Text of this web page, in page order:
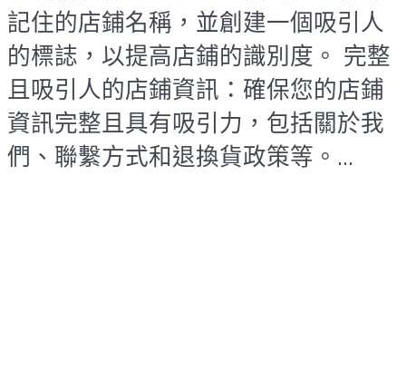
記住的店鋪名稱，並創建一個吸引人
的標誌，以提高店鋪的識別度。 完整
且吸引人的店鋪資訊：確保您的店鋪
資訊完整且具有吸引力，包括關於我
們、聯繫方式和退換貨政策等。...